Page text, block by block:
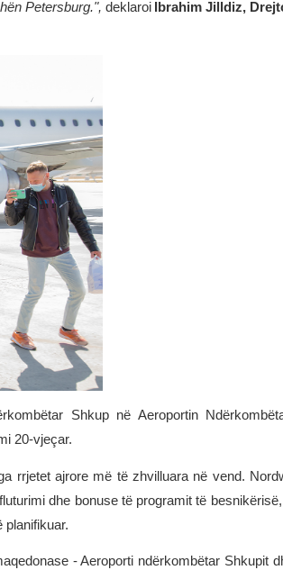
Petersburg.", deklaroi
Ibrahim Jilldiz,
Shkup në Aeroportin
20-vjeçar.
rrjetet ajrore më të zhvilluara në vend.
dhe bonuse të programit të
planifikuar.
- Aeroporti ndërkombëtar Shkupit